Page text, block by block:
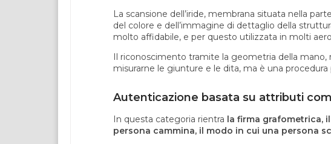
La scansione dell’iride, membrana situata nella
del colore e dell’immagine di dettaglio della
molto affidabile, e per questo utilizzata in molti
Il riconoscimento tramite la geometria della
misurarne le giunture e le dita, ma è una procedura
Autenticazione basata su attributi
In questa categoria rientra la firma grafometrica,
persona cammina, il modo in cui una persona